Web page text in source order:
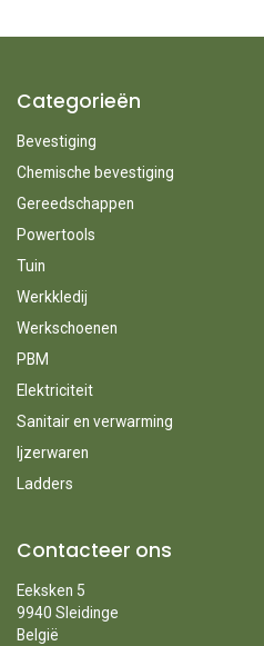
Categorieën
Bevestiging
Chemische bevestiging
Gereedschappen
Powertools
Tuin
Werkkledij
Werkschoenen
PBM
Elektriciteit
Sanitair en verwarming
Ijzerwaren
Ladders
Contacteer ons
Eeksken 5
9940 Sleidinge
België